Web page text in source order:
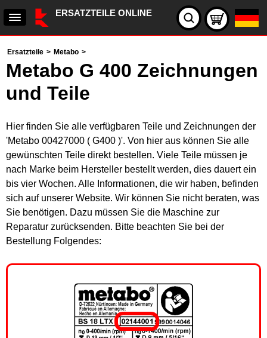
ERSATZTEILE ONLINE
Ersatzteile > Metabo >
Metabo G 400 Zeichnungen
und Teile
Hier finden Sie alle verfügbaren Teile und Zeichnungen der
'Metabo 00427000 ( G400 )'. Von hier aus können Sie alle
gewünschten Teile direkt bestellen. Viele Teile müssen je
nach Marke beim Hersteller bestellt werden, dies dauert ein
bis vier Wochen. Alle Informationen, die wir haben, befinden
sich auf unserer Website. Wir können Sie nicht beraten, was
Sie benötigen. Dazu müssen Sie die Maschine zur
Reparatur zurücksenden. Bitte beachten Sie bei der
Bestellung Folgendes: